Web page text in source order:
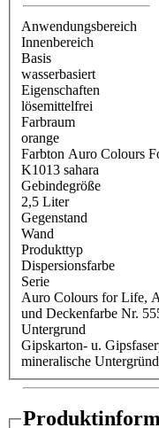
Anwendungsbereich
Innenbereich
Basis
wasserbasiert
Eigenschaften
lösemittelfrei
Farbraum
orange
Farbton Auro Colours
K1013 sahara
Gebindegröße
2,5 Liter
Gegenstand
Wand
Produkttyp
Dispersionsfarbe
Serie
Auro Colours for Life,
und Deckenfarbe Nr.
Untergrund
Gipskarton- u.
mineralische